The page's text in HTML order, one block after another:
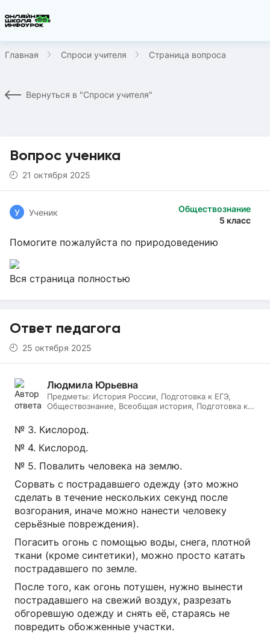
Главная Спроси учителя Страница вопроса
Вернуться в "Спроси учителя"
Вопрос ученика
21 октября 2025
Обществознание
5 класс
У Ученик
Помогите пожалуйста по природоведению
Вся страница полностью
Ответ педагога
25 октября 2025
Людмила Юрьевна
Предметы: История России, Подготовка к ЕГЭ,
Обществознание, Всеобщая история, Подготовка к
№ 3. Кислород.
№ 4. Кислород.
№ 5. Повалить человека на землю.
Сорвать с пострадавшего одежду (это можно
сделать в течение нескольких секунд после
возгорания, иначе можно нанести человеку
серьёзные повреждения).
Погасить огонь с помощью воды, снега, плотной
ткани (кроме синтетики), можно просто катать
пострадавшего по земле.
После того, как огонь потушен, нужно вынести
пострадавшего на свежий воздух, разрезать
обгоревшую одежду и снять её, стараясь не
повредить обожженные участки.